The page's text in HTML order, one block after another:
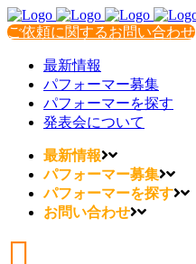
ご依頼に関するお問い合わせ
最新情報
パフォーマー募集
パフォーマーを探す
発表会について
最新情報
パフォーマー募集
パフォーマーを探す
お問い合わせ